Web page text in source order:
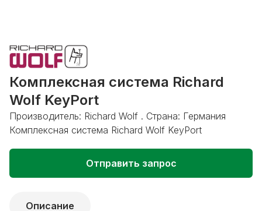
Комплексная система Richard
Wolf KeyPort
Производитель: Richard Wolf . Страна: Германия
Комплексная система Richard Wolf KeyPort
Отправить запрос
Описание